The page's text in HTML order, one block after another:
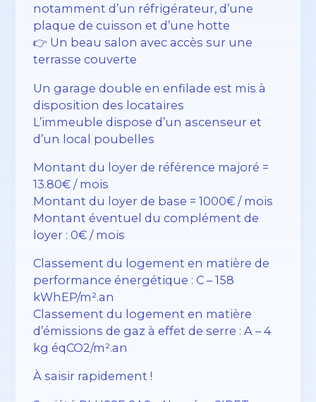
notamment d’un réfrigérateur, d’une
plaque de cuisson et d’une hotte
👉 Un beau salon avec accès sur une
terrasse couverte
Un garage double en enfilade est mis à
disposition des locataires
L’immeuble dispose d’un ascenseur et
d’un local poubelles
Montant du loyer de référence majoré =
13.80€ / mois
Montant du loyer de base = 1000€ / mois
Montant éventuel du complément de
loyer : 0€ / mois
Classement du logement en matière de
performance énergétique : C – 158
kWhEP/m².an
Classement du logement en matière
d’émissions de gaz à effet de serre : A – 4
kg éqCO2/m².an
À saisir rapidement !